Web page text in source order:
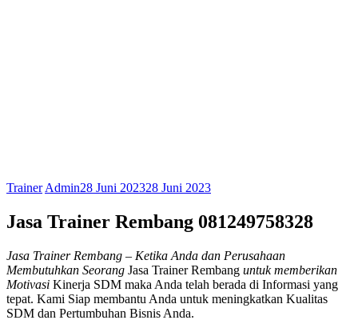
Trainer Admin28 Juni 202328 Juni 2023
Jasa Trainer Rembang 081249758328
Jasa Trainer Rembang – Ketika Anda dan Perusahaan
Membutuhkan Seorang Jasa Trainer Rembang untuk memberikan
Motivasi Kinerja SDM maka Anda telah berada di Informasi yang
tepat. Kami Siap membantu Anda untuk meningkatkan Kualitas
SDM dan Pertumbuhan Bisnis Anda.